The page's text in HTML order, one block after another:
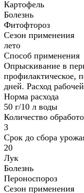
Картофель
Болезнь
Фитофтороз
Сезон применения
лето
Способ применения
Опрыскивание в
профилактическое,
дней. Расход
Норма расхода
50 г/10 л воды
Количество
3
Срок до сбора
20
Лук
Болезнь
Пероноспороз
Сезон применения